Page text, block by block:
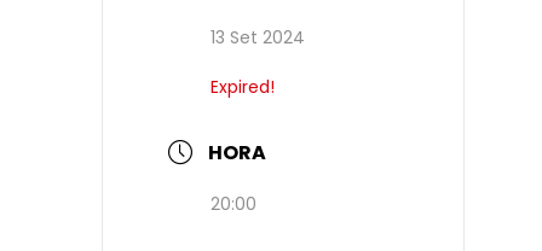
13 Set 2024
Expired!
HORA
20:00